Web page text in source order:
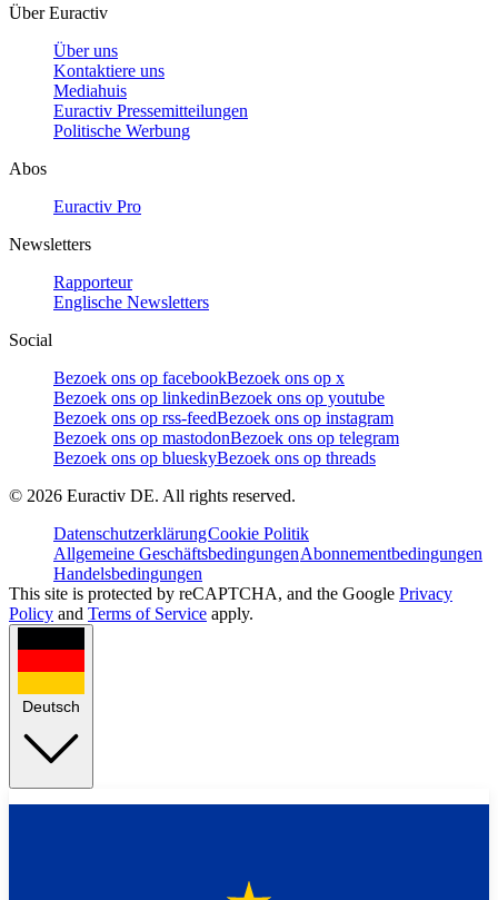
Über Euractiv
Über uns
Kontaktiere uns
Mediahuis
Euractiv Pressemitteilungen
Politische Werbung
Abos
Euractiv Pro
Newsletters
Rapporteur
Englische Newsletters
Social
Bezoek ons op facebookBezoek ons op x
Bezoek ons op linkedinBezoek ons op youtube
Bezoek ons op rss-feedBezoek ons op instagram
Bezoek ons op mastodonBezoek ons op telegram
Bezoek ons op blueskyBezoek ons op threads
© 2026 Euractiv DE. All rights reserved.
DatenschutzerklärungCookie Politik
Allgemeine GeschäftsbedingungenAbonnementbedingungen
Handelsbedingungen
This site is protected by reCAPTCHA, and the Google Privacy
Policy and Terms of Service apply.
Deutsch